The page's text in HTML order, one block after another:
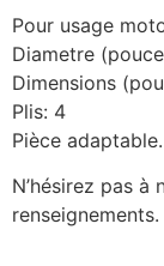
Pour usage
Diametre
Dimensions
Plis: 4
Pièce adaptable.
N’hésirez pas
renseignements.